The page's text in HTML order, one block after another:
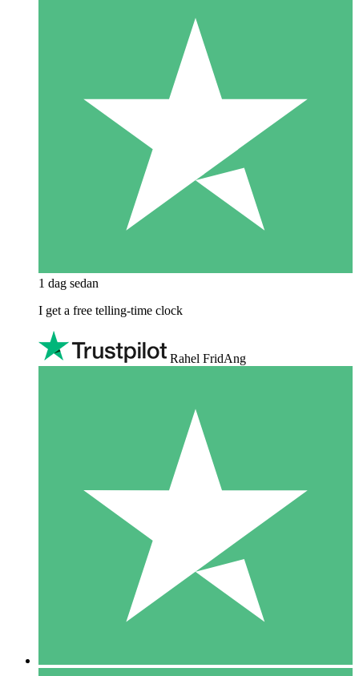
1 dag sedan
I get a free telling-time clock
Rahel FridAng